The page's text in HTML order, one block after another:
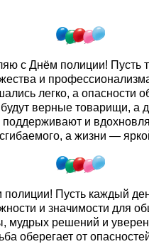
с Днём полиции! Пусть
и
легко, а опасности
будут верные товарищи,
и
а жизни —
Пусть каждый
и значимости для
мудрых решений и
оберегает от